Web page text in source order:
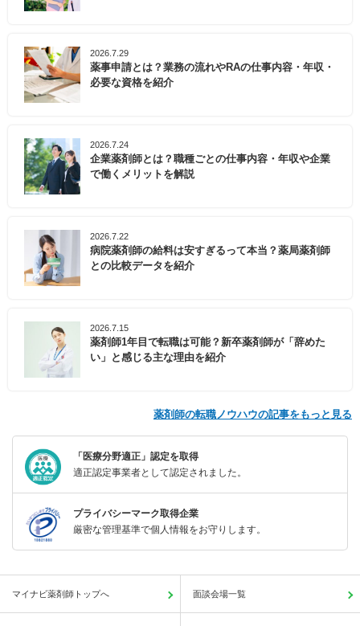
2026.7.29
薬事申請とは？業務の流れやRAの仕事内容・年収・
必要な資格を紹介
2026.7.24
企業薬剤師とは？職種ごとの仕事内容・年収や企業
で働くメリットを解説
2026.7.22
病院薬剤師の給料は安すぎるって本当？薬局薬剤師
との比較データを紹介
2026.7.15
薬剤師1年目で転職は可能？新卒薬剤師が「辞めた
い」と感じる主な理由を紹介
薬剤師の転職ノウハウの記事をもっと見る
「医療分野適正」認定を取得
適正認定事業者として認定されました。
プライバシーマーク取得企業
厳密な管理基準で個人情報をお守りします。
マイナビ薬剤師トップへ 面談会場一覧